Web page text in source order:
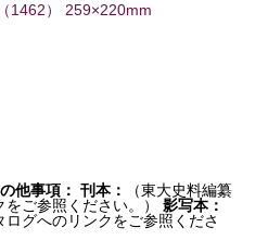
（1462） 259×220mm
他事項： 刊本：
（東大史料編纂
ご参照ください。）
影写本：
ログへのリンクをご参照くださ